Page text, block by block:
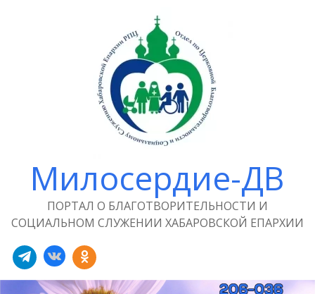
Милосердие-ДВ
ПОРТАЛ О БЛАГОТВОРИТЕЛЬНОСТИ И
СОЦИАЛЬНОМ СЛУЖЕНИИ ХАБАРОВСКОЙ ЕПАРХИИ